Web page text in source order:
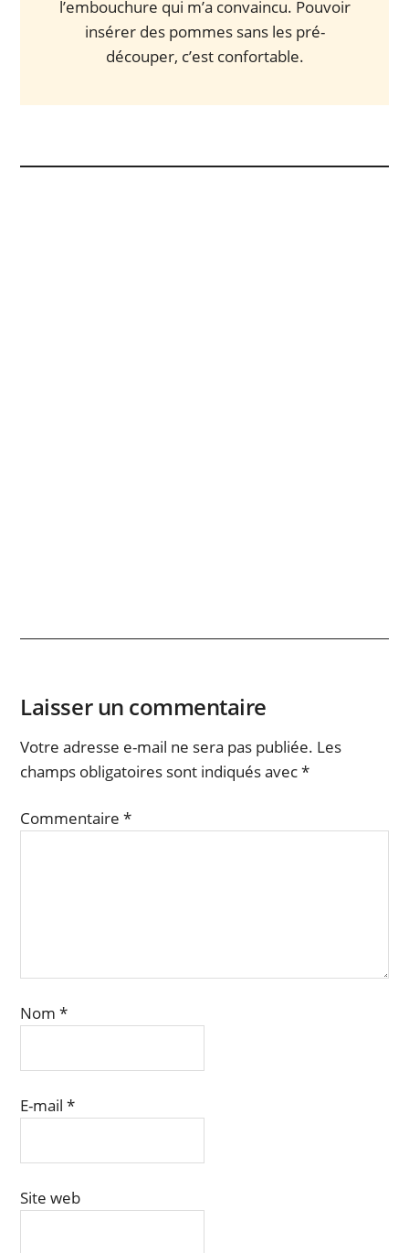
l’embouchure qui m’a convaincu. Pouvoir
insérer des pommes sans les pré-
découper, c’est confortable.
Laisser un commentaire
Votre adresse e-mail ne sera pas publiée. Les
champs obligatoires sont indiqués avec*
Commentaire*
Nom*
E-mail*
Site web